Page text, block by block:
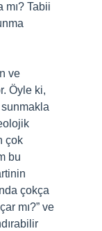
Tabii
ve
Öyle ki,
çok
bu
çokça
mı?” ve